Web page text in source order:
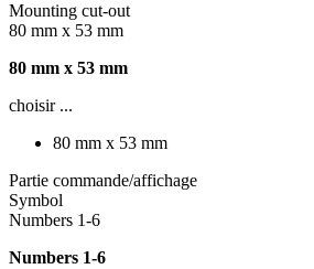
Mounting cut-out
80 mm x 53 mm
80 mm x 53 mm
choisir ...
80 mm x 53 mm
Partie commande/affichage
Symbol
Numbers 1-6
Numbers 1-6